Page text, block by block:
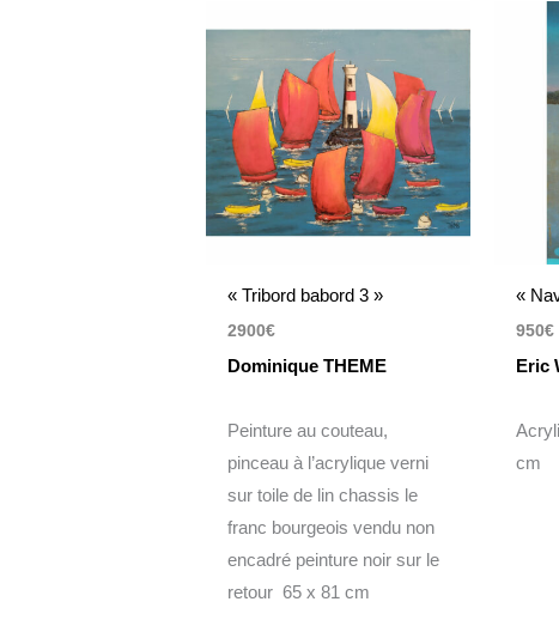
« Tribord babord 3 »
2900€
Dominique THEME
Peinture au couteau,
pinceau à l’acrylique verni
sur toile de lin chassis le
franc bourgeois vendu non
encadré peinture noir sur le
retour 65 x 81 cm
«
950€
Eric
cm